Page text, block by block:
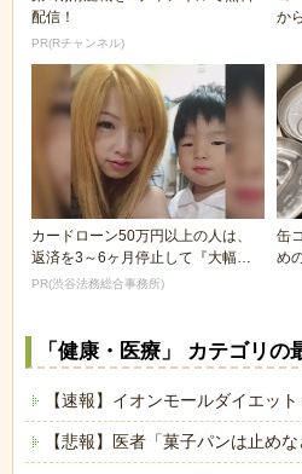
配信！
PR(Rチャンネル)
か
カードローン50万円以上の人は、
返済を3～6ヶ月停止して『大幅に
減額してから返済...
PR(渋谷法務総合事務所)
缶
め
「健康・医療」 カテゴリの
【速報】イオンモールダイエッ
【悲報】医者「菓子パンは止めな